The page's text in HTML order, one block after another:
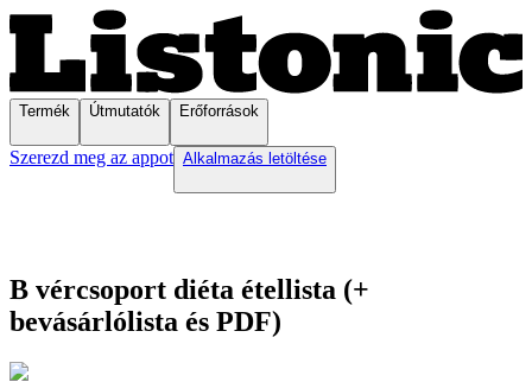
Termék Útmutatók Erőforrások
Szerezd meg az appot Alkalmazás letöltése
B vércsoport diéta étellista (+
bevásárlólista és PDF)